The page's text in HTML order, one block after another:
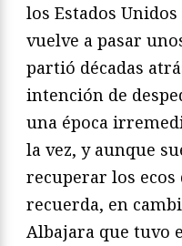
los Estados
vuelve a pasar
partió décadas
intención de
una época
la vez, y aunque
recuperar los ecos
recuerda, en
Albajara que tuvo